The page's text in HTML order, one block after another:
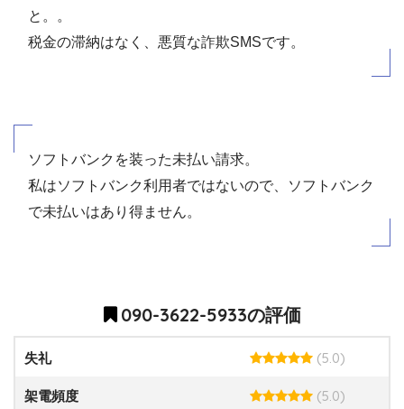
と。。
税金の滞納はなく、悪質な詐欺SMSです。
ソフトバンクを装った未払い請求。
私はソフトバンク利用者ではないので、ソフトバンク
で未払いはあり得ません。
090-3622-5933の評価
失礼 (5.0)
架電頻度 (5.0)